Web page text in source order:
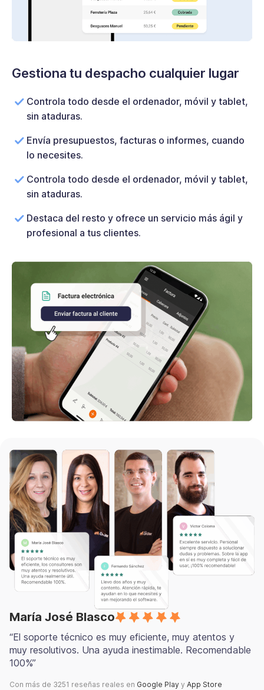
Gestiona tu despacho cualquier lugar
Controla todo desde el ordenador, móvil y tablet,
sin ataduras.
Envía presupuestos, facturas o informes, cuando
lo necesites.
Controla todo desde el ordenador, móvil y tablet,
sin ataduras.
Destaca del resto y ofrece un servicio más ágil y
profesional a tus clientes.
María José Blasco
“El soporte técnico es muy eficiente, muy atentos y
muy resolutivos. Una ayuda inestimable. Recomendable
100%”
Con más de 3251 reseñas reales en Google Play y App Store